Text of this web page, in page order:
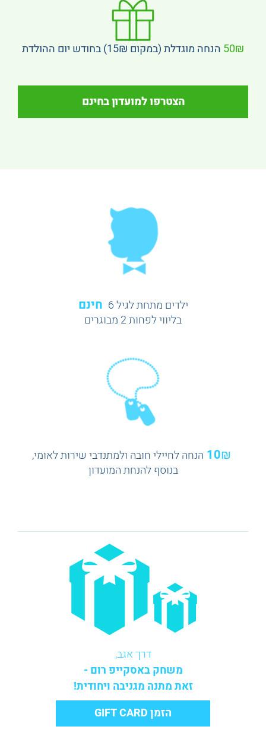
50₪ הנחה מוגדלת (במקום 15₪) בחודש יום ההולדת
הצטרפו למועדון בחינם
ילדים מתחת לגיל 6 חינם
בליווי לפחות 2 מבוגרים
10₪ הנחה לחיילי חובה ולמתנדבי שירות לאומי,
בנוסף להנחת המועדון
דרך אגב,
משחק באסקייפ רום -
זאת מתנה מגניבה ויחודית!
הזמן GIFT CARD